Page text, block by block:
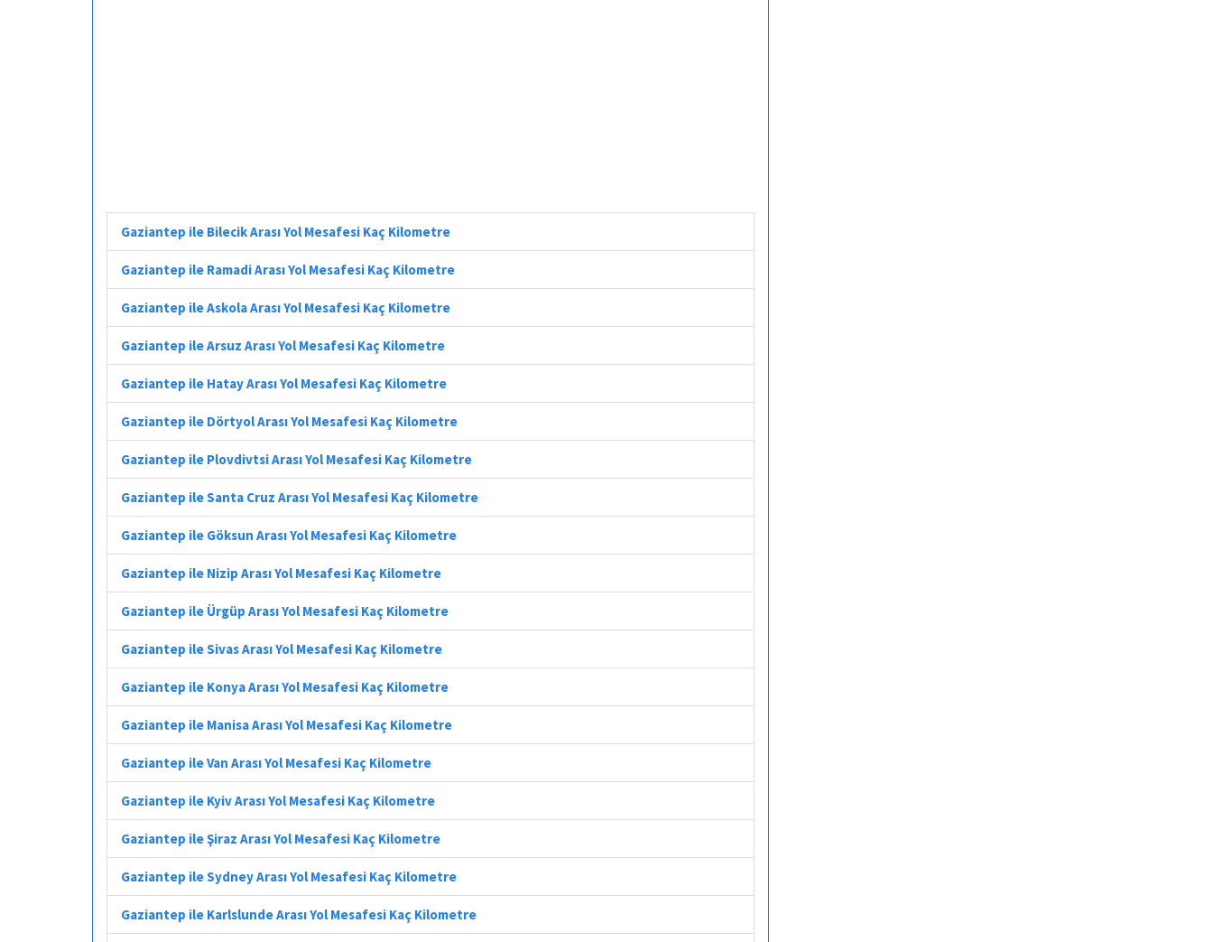
Gaziantep ile Bilecik Arası Yol Mesafesi Kaç Kilometre
Gaziantep ile Ramadi Arası Yol Mesafesi Kaç Kilometre
Gaziantep ile Askola Arası Yol Mesafesi Kaç Kilometre
Gaziantep ile Arsuz Arası Yol Mesafesi Kaç Kilometre
Gaziantep ile Hatay Arası Yol Mesafesi Kaç Kilometre
Gaziantep ile Dörtyol Arası Yol Mesafesi Kaç Kilometre
Gaziantep ile Plovdivtsi Arası Yol Mesafesi Kaç Kilometre
Gaziantep ile Santa Cruz Arası Yol Mesafesi Kaç Kilometre
Gaziantep ile Göksun Arası Yol Mesafesi Kaç Kilometre
Gaziantep ile Nizip Arası Yol Mesafesi Kaç Kilometre
Gaziantep ile Ürgüp Arası Yol Mesafesi Kaç Kilometre
Gaziantep ile Sivas Arası Yol Mesafesi Kaç Kilometre
Gaziantep ile Konya Arası Yol Mesafesi Kaç Kilometre
Gaziantep ile Manisa Arası Yol Mesafesi Kaç Kilometre
Gaziantep ile Van Arası Yol Mesafesi Kaç Kilometre
Gaziantep ile Kyiv Arası Yol Mesafesi Kaç Kilometre
Gaziantep ile Şiraz Arası Yol Mesafesi Kaç Kilometre
Gaziantep ile Sydney Arası Yol Mesafesi Kaç Kilometre
Gaziantep ile Karlslunde Arası Yol Mesafesi Kaç Kilometre